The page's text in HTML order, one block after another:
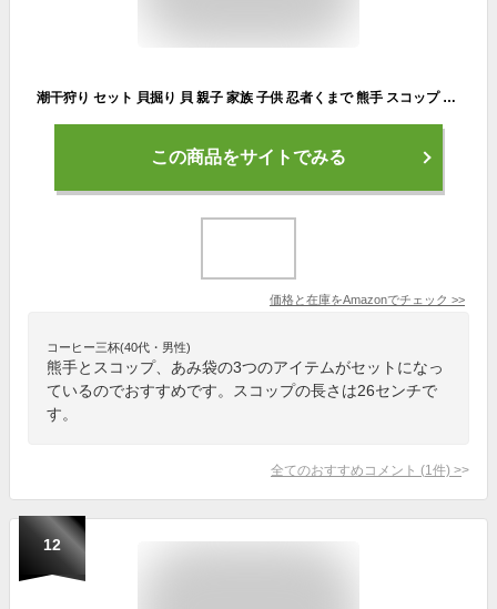
潮干狩り セット 貝掘り 貝 親子 家族 子供 忍者くまで 熊手 スコップ あみ袋 (3点セット)
この商品をサイトでみる
価格と在庫をAmazonでチェック >>
コーヒー三杯(40代・男性)
熊手とスコップ、あみ袋の3つのアイテムがセットになっ
ているのでおすすめです。スコップの長さは26センチで
す。
全てのおすすめコメント (1 件) >
12